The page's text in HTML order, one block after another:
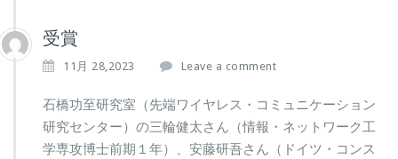
受賞
11月 28,2023 Leave a comment
石橋功至研究室（先端ワイヤレス・コミュニケーション
研究センター）の三輪健太さん（情報・ネットワーク工
学専攻博士前期１年）、安藤研吾さん（ドイツ・コンス